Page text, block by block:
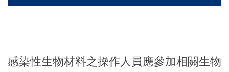
感染性生物材料之操作人員應參加相關生物